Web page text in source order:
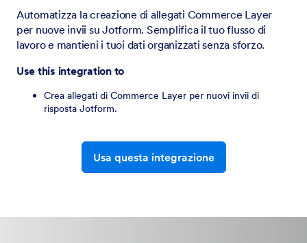
Automatizza la creazione di allegati Commerce Layer
per nuove invii su Jotform. Semplifica il tuo flusso di
lavoro e mantieni i tuoi dati organizzati senza sforzo.
Use this integration to
Crea allegati di Commerce Layer per nuovi invii di
risposta Jotform.
Usa questa integrazione